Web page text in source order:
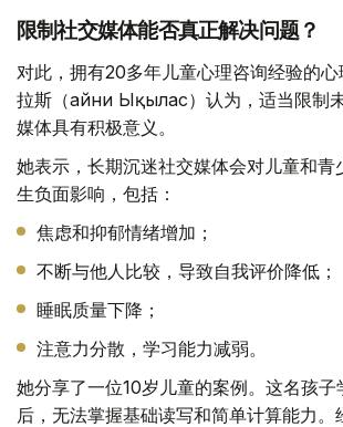
限制社交媒体能否真正解决问题？
对此，拥有20多年儿童心理咨询经验的心
拉斯（Ғайни Ықылас）认为，适当限制
媒体具有积极意义。
她表示，长期沉迷社交媒体会对儿童和青
生负面影响，包括：
焦虑和抑郁情绪增加；
不断与他人比较，导致自我评价降低；
睡眠质量下降；
注意力分散，学习能力减弱。
她分享了一位10岁儿童的案例。这名孩子
后，无法掌握基础读写和简单计算能力。